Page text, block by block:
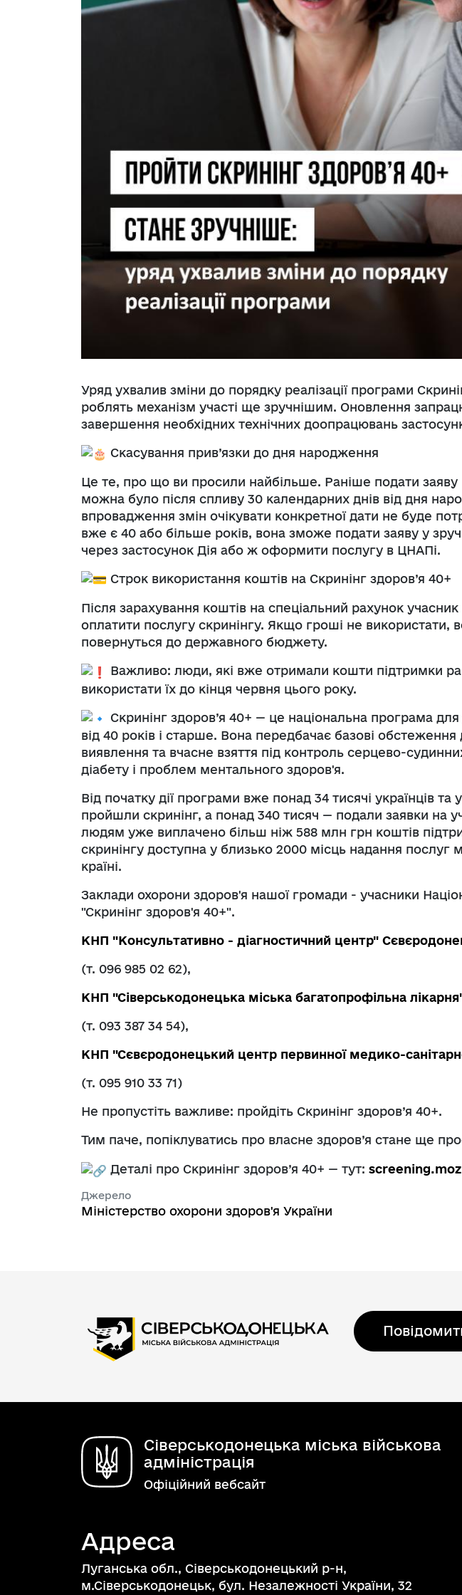
Уряд ухвалив зміни до порядку реалізації програми
роблять механізм участі ще зручнішим. Оновлення
завершення необхідних технічних доопрацювань
Скасування прив’язки до дня народження
Це те, про що ви просили найбільше. Раніше подати заяву
можна було після спливу 30 календарних днів від дня
впровадження змін очікувати конкретної дати не буде
вже є 40 або більше років, вона зможе подати заяву у
через застосунок Дія або ж оформити послугу в ЦНАПі.
Строк використання коштів на Скринінг здоров’я 40+
Після зарахування коштів на спеціальний рахунок
оплатити послугу скринінгу. Якщо гроші не використати,
повернуться до державного бюджету.
Важливо: люди, які вже отримали кошти підтримки
використати їх до кінця червня цього року.
Скринінг здоров’я 40+ — це національна програма для
від 40 років і старше. Вона передбачає базові обстеження
виявлення та вчасне взяття під контроль серцево-
діабету і проблем ментального здоров'я.
Від початку дії програми вже понад 34 тисячі українців та
пройшли скринінг, а понад 340 тисяч — подали заявки на
людям уже виплачено більш ніж 588 млн грн коштів
скринінгу доступна у близько 2000 місць надання послуг
країні.
Заклади охорони здоров'я нашої громади - учасники
"Скринінг здоров'я 40+".
КНП "Консультативно - діагностичний центр"
(т. 096 985 02 62),
КНП "Сіверськодонецька міська багатопрофільна
(т. 093 387 34 54),
КНП "Сєвєродонецький центр первинної медико-
(т. 095 910 33 71)
Не пропустіть важливе: пройдіть Скринінг здоров’я 40+.
Тим паче, попіклуватись про власне здоров’я стане ще
Деталі про Скринінг здоров’я 40+ — тут:
Джерело
Міністерство охорони здоров'я України
Сіверськодонецька міська військова
адміністрація
Офіційний вебсайт
Адреса
Луганська обл., Сіверськодонецький р-н,
м.Сіверськодонецьк, бул. Незалежності України, 32